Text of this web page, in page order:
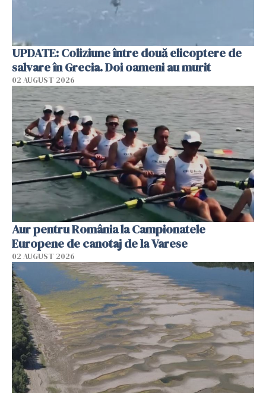
UPDATE: Coliziune între două elicoptere de
salvare în Grecia. Doi oameni au murit
02 AUGUST 2026
Aur pentru România la Campionatele
Europene de canotaj de la Varese
02 AUGUST 2026